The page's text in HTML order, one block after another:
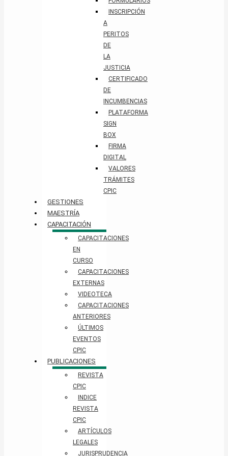
INSCRIPCIÓN
A
PERITOS
DE
LA
JUSTICIA
CERTIFICADO
DE
INCUMBENCIAS
PLATAFORMA
SIGN
BOX
FIRMA
DIGITAL
VALORES
TRÁMITES
CPIC
GESTIONES
MAESTRÍA
CAPACITACIÓN
CAPACITACIONES
EN
CURSO
CAPACITACIONES
EXTERNAS
VIDEOTECA
CAPACITACIONES
ANTERIORES
ÚLTIMOS
EVENTOS
CPIC
PUBLICACIONES
REVISTA
CPIC
INDICE
REVISTA
CPIC
ARTÍCULOS
LEGALES
JURISPRUDENCIA